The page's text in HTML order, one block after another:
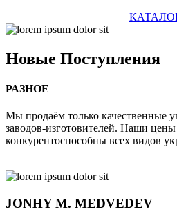
Новые Поступления
РАЗНОЕ
Мы продаём только качественные
заводов-изготовителей. Наши
конкурентоспособны всех видов
JONHYM. MEDVEDEV